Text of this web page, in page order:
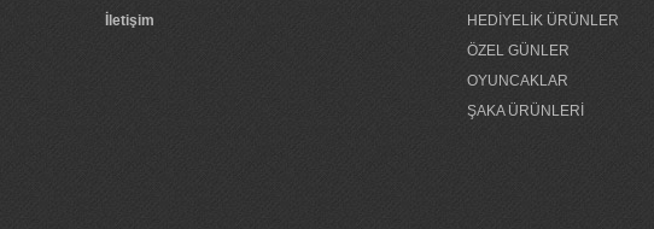
İletişim
HEDİYELİK ÜRÜNLER
ÖZEL GÜNLER
OYUNCAKLAR
ŞAKA ÜRÜNLERİ